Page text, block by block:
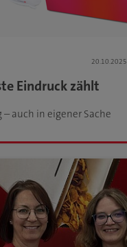
20.10.2025
Eindruck zählt
– auch in eigener Sache